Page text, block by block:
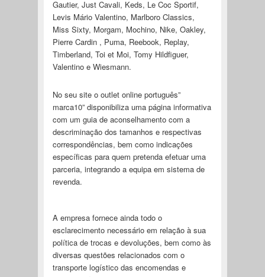
Gautier, Just Cavali, Keds, Le Coc Sportif,
Levis Mário Valentino, Marlboro Classics,
Miss Sixty, Morgam, Mochino, Nike, Oakley,
Pierre Cardin , Puma, Reebook, Replay,
Timberland, Toi et Moi, Tomy Hildfiguer,
Valentino e Wiesmann.
No seu site o outlet online português”
marca10” disponibiliza uma página informativa
com um guia de aconselhamento com a
descriminação dos tamanhos e respectivas
correspondências, bem como indicações
específicas para quem pretenda efetuar uma
parceria, integrando a equipa em sistema de
revenda.
A empresa fornece ainda todo o
esclarecimento necessário em relação à sua
política de trocas e devoluções, bem como às
diversas questões relacionados com o
transporte logístico das encomendas e